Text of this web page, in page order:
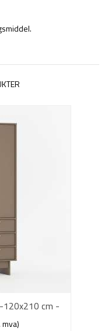
120x210 cm -
skuffer